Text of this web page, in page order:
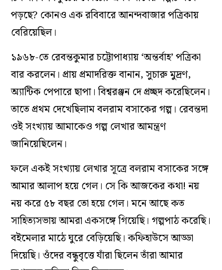
পড়ছে? কোনও এক রবিবারে আনন্দবাজার পত্রিকায়
বেরিয়েছিল।
১৯৬৮-তে রেবন্তকুমার চট্টোপাধ্যায় ‘অন্তর্বাহ’ পত্রিকা
বার করলেন। প্রায় প্রমাদরিক্ত বানান, সুচারু মুদ্রণ,
অ্যান্টিক পেপারে ছাপা। বিশ্বরঞ্জন দে প্রচ্ছদ করেছিলেন।
তাতে প্রথম দেখেছিলাম বলরাম বসাকের গল্প। রেবন্তদা
ওই সংখ্যায় আমাকেও গল্প লেখার আমন্ত্রণ
জানিয়েছিলেন।
ফলে একই সংখ্যায় লেখার সূত্রে বলরাম বসাকের সঙ্গে
আমার আলাপ হয়ে গেল। সে কি আজকের কথা! নয়
নয় করে ৫৮ বছর তো হয়ে গেল। মনে আছে কত
সাহিত্যসভায় আমরা একসঙ্গে গিয়েছি। গল্পপাঠ করেছি।
বইমেলার মাঠে ঘুরে বেড়িয়েছি। কফিহাউসে আড্ডা
দিয়েছি। ওঁদের বন্ধুবৃত্তে যাঁরা ছিলেন তাঁরা আমার